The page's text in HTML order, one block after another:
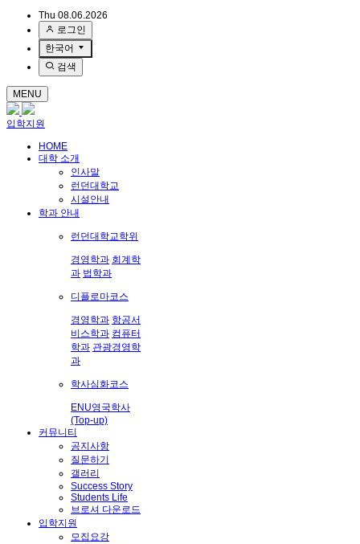
Thu 08.06.2026
로그인
한국어
검색
MENU
입학지원
HOME
대학 소개
인사말
런던대학교
시설안내
학과 안내
런던대학교학위
경영학과 회계학
과 법학과
디플로마코스
경영학과 항공서
비스학과 컴퓨터
학과 관광경영학
과
학사심화코스
ENU영국학사
(Top-up)
커뮤니티
공지사항
질문하기
갤러리
Success Story
Students Life
브로셔 다운로드
입학지원
모집요강